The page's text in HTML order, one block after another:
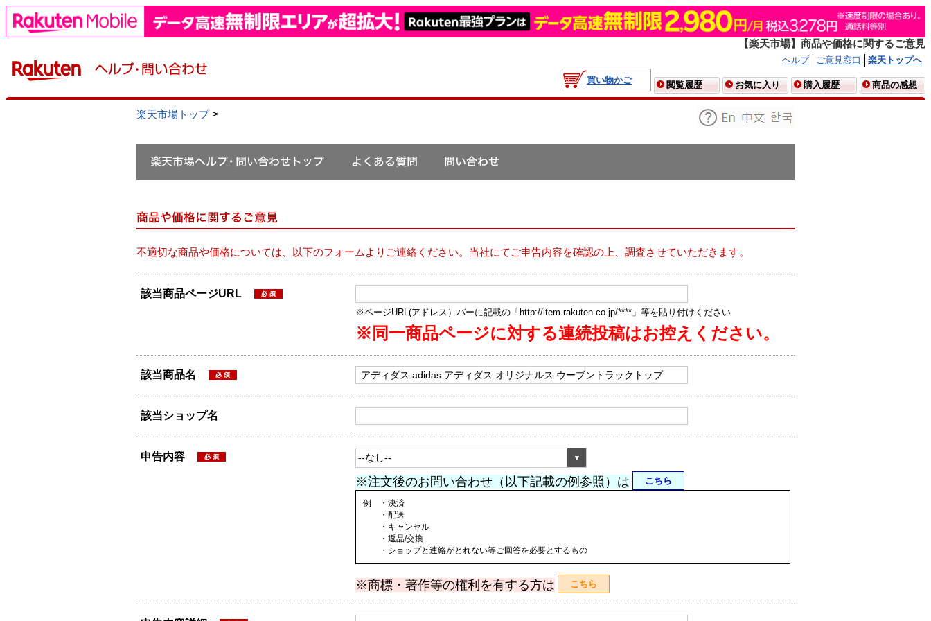
【楽天市場】商品や価格に関するご意見
ヘルプ ご意見窓口
楽天トップへ
買い物かご
閲覧履歴 お気に入り 購入履歴 商品の感想
楽天市場トップ>
不適切な商品や価格については、以下のフォームよりご連絡ください。当社にてご申告内容を確認の上、調査させていただきます。
該当商品ページURL
※ページURL(アドレス）バーに記載の「http://item.rakuten.co.jp/****」等を貼り付けください
※同一商品ページに対する連続投稿はお控えください。
該当商品名
該当ショップ名
申告内容
※注文後のお問い合わせ（以下記載の例参照）は こちら
例 ・決済
・配送
・キャンセル
・返品/交換
・ショップと連絡がとれない等ご回答を必要とするもの
※商標・著作等の権利を有する方は こちら